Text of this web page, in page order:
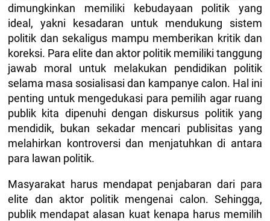
dimungkinkan memiliki kebudayaan politik yang
ideal, yakni kesadaran untuk mendukung sistem
politik dan sekaligus mampu memberikan kritik dan
koreksi. Para elite dan aktor politik memiliki tanggung
jawab moral untuk melakukan pendidikan politik
selama masa sosialisasi dan kampanye calon. Hal ini
penting untuk mengedukasi para pemilih agar ruang
publik kita dipenuhi dengan diskursus politik yang
mendidik, bukan sekadar mencari publisitas yang
melahirkan kontroversi dan menjatuhkan di antara
para lawan politik.
Masyarakat harus mendapat penjabaran dari para
elite dan aktor politik mengenai calon. Sehingga,
publik mendapat alasan kuat kenapa harus memilih